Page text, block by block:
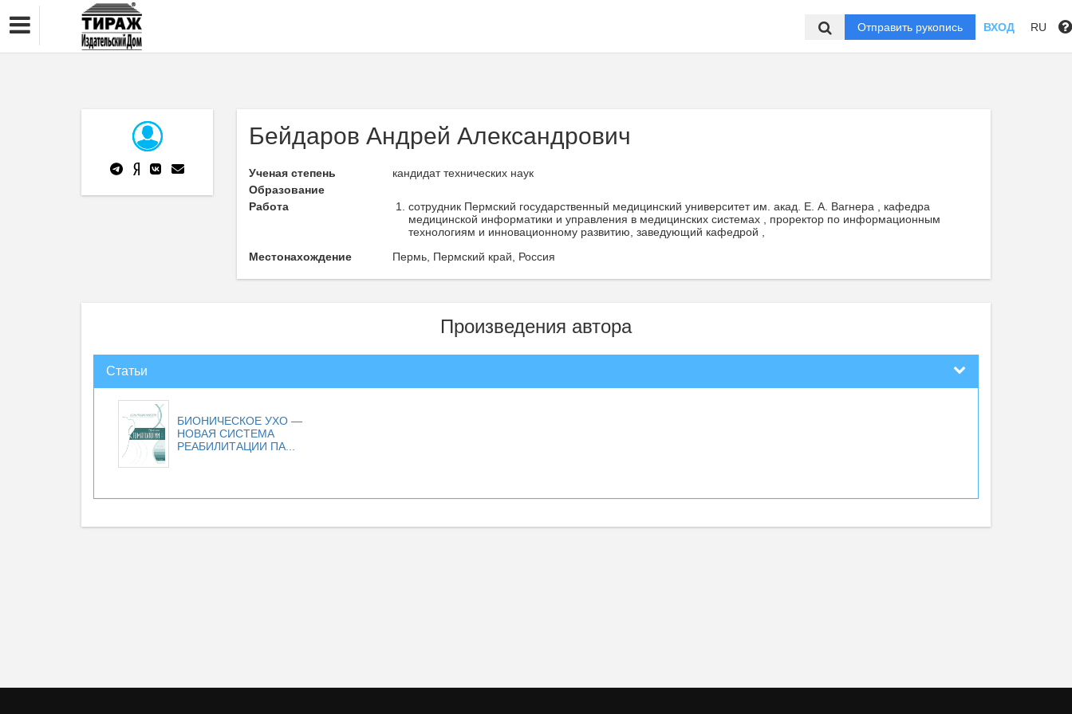
Отправить рукопись ВХОД RU
Бейдаров Андрей Александрович
Ученая степень
кандидат технических наук
Образование
Работа
сотрудник Пермский государственный медицинский университет им. акад. Е. А. Вагнера , кафедра
медицинской информатики и управления в медицинских системах , проректор по информационным
технологиям и инновационному развитию, заведующий кафедрой ,
Местонахождение
Пермь, Пермский край, Россия
Произведения автора
Статьи
БИОНИЧЕСКОЕ УХО —
НОВАЯ СИСТЕМА
РЕАБИЛИТАЦИИ ПА...